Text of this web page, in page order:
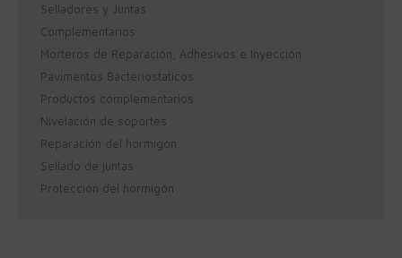
Selladores y Juntas
Complementarios
Morteros de Reparación, Adhesivos e Inyección
Pavimentos Bacteriostaticos
Productos complementarios
Nivelación de soportes
Reparación del hormigón
Sellado de juntas
Protección del hormigón